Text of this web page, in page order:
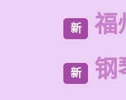
新 福
新 钢